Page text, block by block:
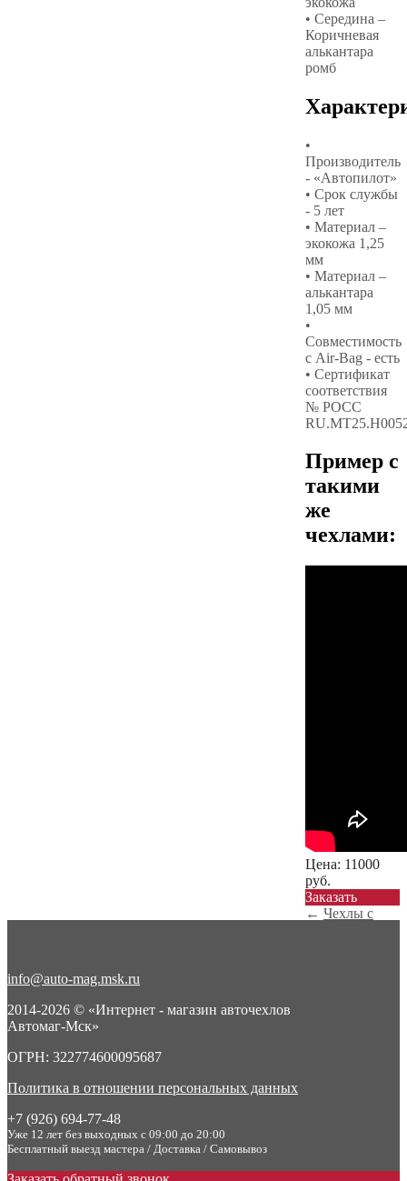
• Середина –
Коричневая
алькантара
ромб
•
Производитель
- «Автопилот»
• Срок службы
- 5 лет
• Материал –
экокожа 1,25
мм
• Материал –
алькантара
1,05 мм
•
Совместимость
с Air-Bag - есть
• Сертификат
соответствия
№ РОСС
Пример с
такими
же
чехлами:
Цена: 11000
руб.
Заказать
← Чехлы с
info@auto-mag.msk.ru
2014-2026 © «Интернет - магазин авточехлов
Автомаг-Мск»
ОГРН: 322774600095687
Политика в отношении персональных данных
+7 (926) 694-77-48
Уже 12 лет без выходных с 09:00 до 20:00
Бесплатный выезд мастера / Доставка / Самовывоз